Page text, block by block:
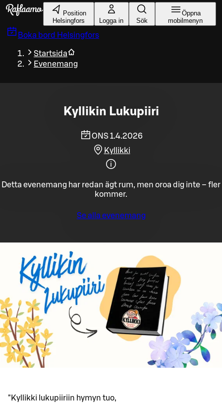
Gå till huvudinnehållet
Position
Helsingfors
Logga in Sök
Öppna
mobilmenyn
Boka bord Helsingfors
Startsida
Evenemang
Kyllikin Lukupiiri
ONS 1.4.2026
Kyllikki
Detta evenemang har redan ägt rum, men oroa dig inte – fler
kommer.
Se alla evenemang
"Kyllikki lukupiiriin hymyn tuo,